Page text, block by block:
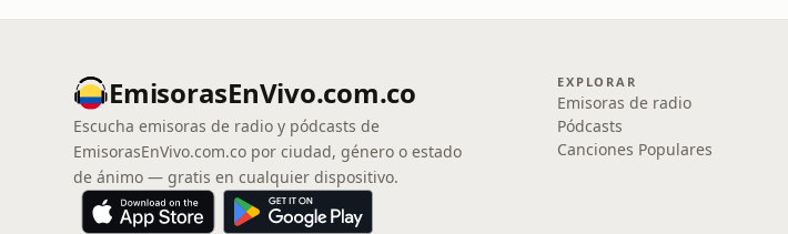
EmisorasEnVivo.com.co
Escucha emisoras de radio y pódcasts de
EmisorasEnVivo.com.co por ciudad, género o estado
de ánimo — gratis en cualquier dispositivo.
EXPLORAR
Emisoras de radio
Pódcasts
Canciones Populares